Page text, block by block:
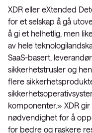
XDR eller eXtended
for et selskap å gå
å gi et helhetlig, men
av hele
SaaS-basert,
sikkerhetstrusler og
flere
komponenter.» XDR
nødvendighet for å
for bedre og raskere